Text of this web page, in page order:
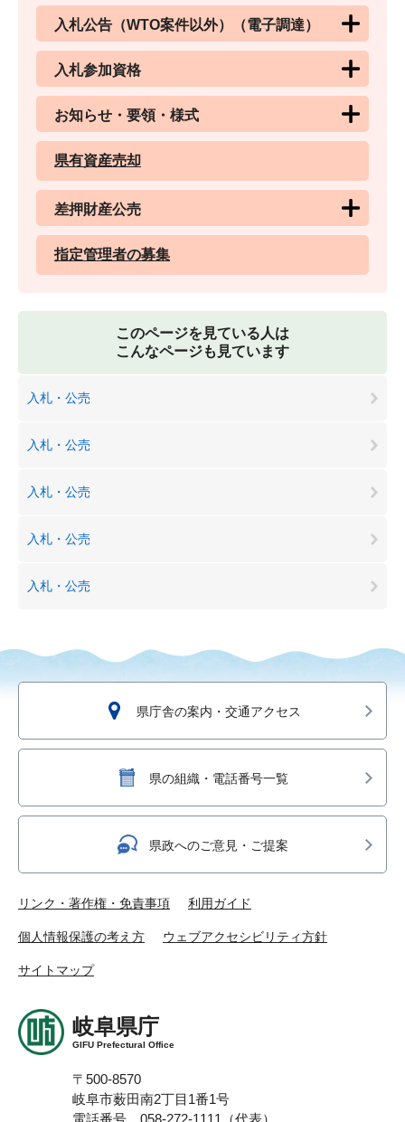
入札公告（WTO案件以外）（電子調達）
入札参加資格
お知らせ・要領・様式
県有資産売却
差押財産公売
指定管理者の募集
このページを見ている人は
こんなページも見ています
入札・公売
入札・公売
入札・公売
入札・公売
入札・公売
県庁舎の案内・交通アクセス
県の組織・電話番号一覧
県政へのご意見・ご提案
リンク・著作権・免責事項 利用ガイド
個人情報保護の考え方 ウェブアクセシビリティ方針
サイトマップ
岐阜県庁
GIFU Prefectural Office
〒500-8570
岐阜市薮田南2丁目1番1号
電話番号 058-272-1111（代表）